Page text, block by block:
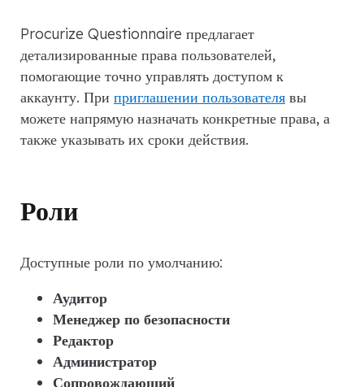
Procurize Questionnaire предлагает
детализированные права пользователей,
помогающие точно управлять доступом к
аккаунту. При приглашении пользователя вы
можете напрямую назначать конкретные права, а
также указывать их сроки действия.
Роли
Доступные роли по умолчанию:
Аудитор
Менеджер по безопасности
Редактор
Администратор
Сопровождающий